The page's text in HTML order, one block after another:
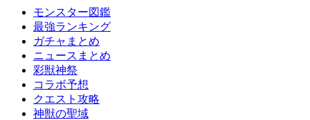
モンスター図鑑
最強ランキング
ガチャまとめ
ニュースまとめ
彩獣神祭
コラボ予想
クエスト攻略
神獣の聖域